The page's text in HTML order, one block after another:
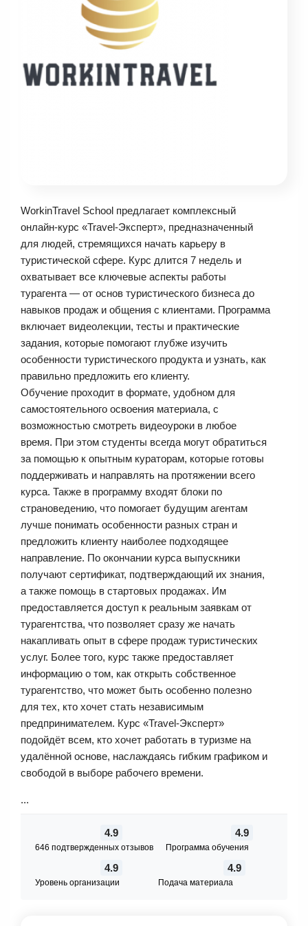
WorkinTravel School предлагает комплексный
онлайн-курс «Travel-Эксперт», предназначенный
для людей, стремящихся начать карьеру в
туристической сфере. Курс длится 7 недель и
охватывает все ключевые аспекты работы
турагента — от основ туристического бизнеса до
навыков продаж и общения с клиентами. Программа
включает видеолекции, тесты и практические
задания, которые помогают глубже изучить
особенности туристического продукта и узнать, как
правильно предложить его клиенту.
Обучение проходит в формате, удобном для
самостоятельного освоения материала, с
возможностью смотреть видеоуроки в любое
время. При этом студенты всегда могут обратиться
за помощью к опытным кураторам, которые готовы
поддерживать и направлять на протяжении всего
курса. Также в программу входят блоки по
страноведению, что помогает будущим агентам
лучше понимать особенности разных стран и
предложить клиенту наиболее подходящее
направление. По окончании курса выпускники
получают сертификат, подтверждающий их знания,
а также помощь в стартовых продажах. Им
предоставляется доступ к реальным заявкам от
турагентства, что позволяет сразу же начать
накапливать опыт в сфере продаж туристических
услуг. Более того, курс также предоставляет
информацию о том, как открыть собственное
турагентство, что может быть особенно полезно
для тех, кто хочет стать независимым
предпринимателем. Курс «Travel-Эксперт»
подойдёт всем, кто хочет работать в туризме на
удалённой основе, наслаждаясь гибким графиком и
свободой в выборе рабочего времени.
...
4.9
646 подтвержденных отзывов
4.9
Программа обучения
4.9
Уровень организации
4.9
Подача материала